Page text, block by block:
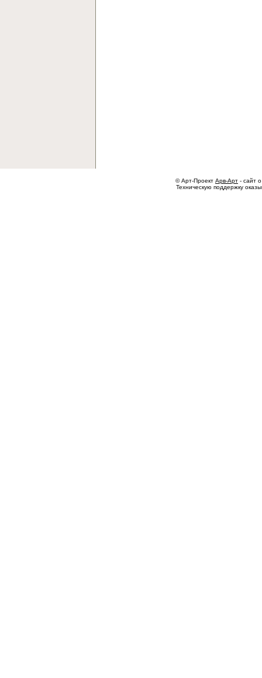
© Арт-Проект Арв-Арт - сайт
Техническую поддержку